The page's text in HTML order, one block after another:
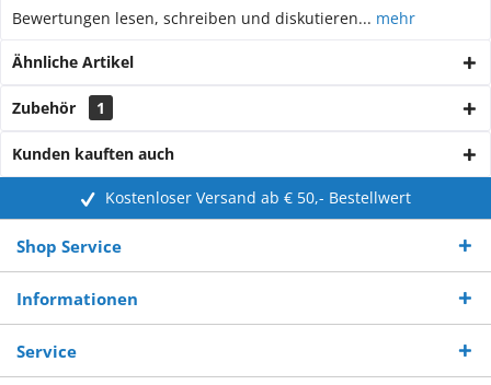
Bewertungen lesen, schreiben und diskutieren... mehr
Ähnliche Artikel
Zubehör 1
Kunden kauften auch
Kostenloser Versand ab € 50,- Bestellwert
Shop Service
Informationen
Service